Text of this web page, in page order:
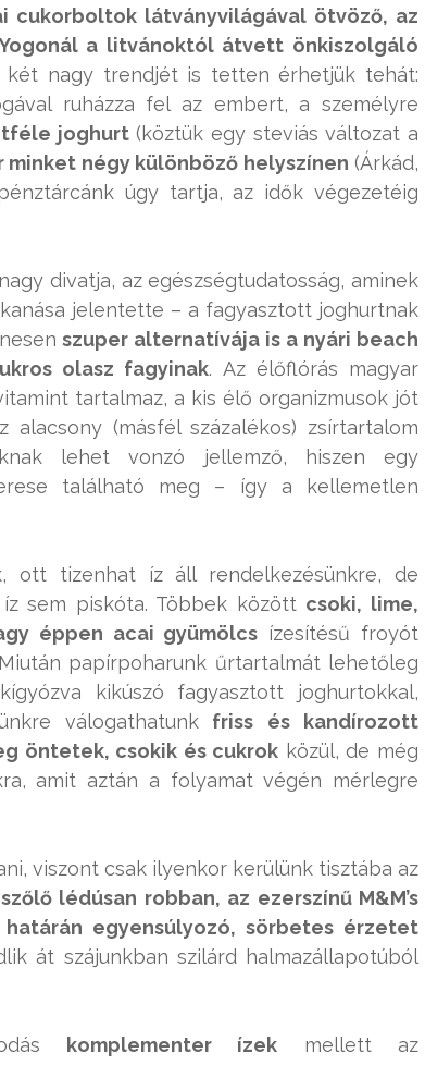
cukorboltok látványvilágával ötvöző, az
a litvánoktól átvett önkiszolgáló
két nagy trendjét is tetten érhetjük tehát:
ruházza fel az embert, a személyre
joghurt(köztük egy steviás változat a
négy különböző helyszínen (Árkád,
úgy tartja, az idők végezetéig
divatja, az egészségtudatosság, aminek
jelentette – a fagyasztott joghurtnak
szuper alternatívája is a nyári beach
olasz fagyinak. Az élőflórás magyar
tartalmaz, a kis élő organizmusok jót
(másfél százalékos) zsírtartalom
lehet vonzó jellemző, hiszen egy
található meg – így a kellemetlen
ott tizenhat íz áll rendelkezésünkre, de
sem piskóta. Többek között csoki, lime,
éppen acai gyümölcs ízesítésű froyót
papírpoharunk űrtartalmát lehetőleg
kikúszó fagyasztott joghurtokkal,
válogathatunk friss és kandírozott
öntetek, csokik és cukrok közül, de még
amit aztán a folyamat végén mérlegre
viszont csak ilyenkor kerülünk tisztába az
lédúsan robban, az ezerszínű M&M’s
határán egyensúlyozó, sörbetes érzetet
át szájunkban szilárd halmazállapotúból
komplementer ízek mellett az